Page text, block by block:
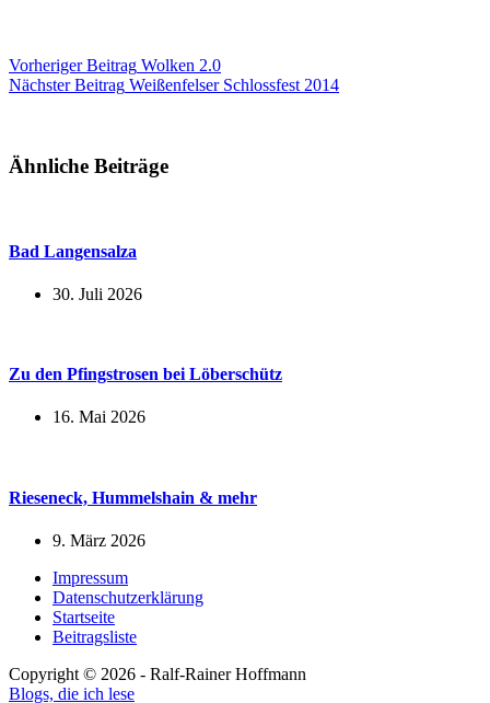
VorherigerBeitrag Wolken 2.0
NächsterBeitrag Weißenfelser Schlossfest 2014
Ähnliche Beiträge
Bad Langensalza
30. Juli 2026
Zu den Pfingstrosen bei Löberschütz
16. Mai 2026
Rieseneck, Hummelshain & mehr
9. März 2026
Impressum
Datenschutzerklärung
Startseite
Beitragsliste
Copyright © 2026 - Ralf-Rainer Hoffmann
Blogs, die ich lese